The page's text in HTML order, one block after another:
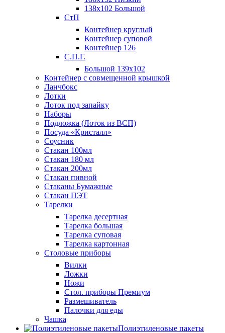
138х102 Большой
СтП
Контейнер круглый
Контейнер суповой
Контейнер 126
С.П.Г.
Большой 139х102
Контейнер с совмещенной крышкой
Ланчбокс
Лотки
Лоток под запайку
Наборы
Подложка (Лоток из ВСП)
Посуда «Кристалл»
Соусник
Стакан 100мл
Стакан 180 мл
Стакан 200мл
Стакан пивной
Стаканы Бумажные
Стакан ПЭТ
Тарелки
Тарелка десертная
Тарелка большая
Тарелка суповая
Тарелка картонная
Столовые приборы
Вилки
Ложки
Ножи
Стол. приборы Премиум
Размешиватель
Палочки для еды
Чашка
Полиэтиленовые пакеты